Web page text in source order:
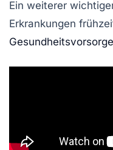
Ein weiterer
Erkrankungen
Gesundheitsvorsorge